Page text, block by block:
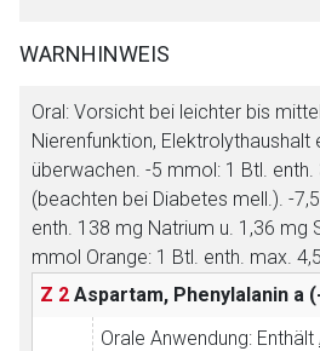
WARNHINWEIS
Oral: Vorsicht bei leichter bis
Nierenfunktion, Elektrolythaushalt
überwachen. -5 mmol: 1 Btl.
(beachten bei Diabetes mell.). -
enth. 138 mg Natrium u. 1,36 mg
mmol Orange: 1 Btl. enth. max.
Z 2 Aspartam, Phenylalanin a
Orale Anwendung: Enthält
Aufruf einer externen
Der von Ihnen aufgerufene Link
Seite. Für die Inhalte der
Betreiber verantwortlich. Ebenso
Datenschutzbestimmungen.